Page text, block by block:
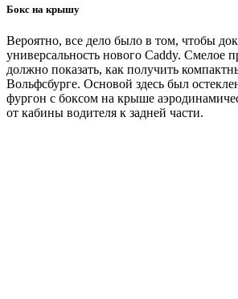
Бокс на крышу
Вероятно, все дело было в том, чтобы
универсальность нового Caddy. Смелое
должно показать, как получить
Вольфсбурге. Основой здесь был
фургон с боксом на крыше
от кабины водителя к задней части.